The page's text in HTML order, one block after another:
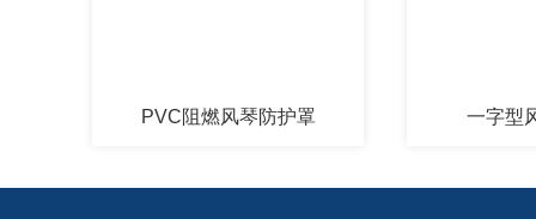
PVC阻燃风琴防护罩 一字型风琴